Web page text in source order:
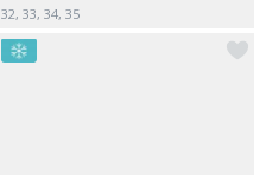
32, 33, 34, 35